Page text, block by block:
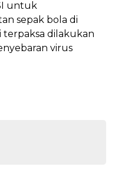
untuk
sepak bola di
terpaksa dilakukan
virus